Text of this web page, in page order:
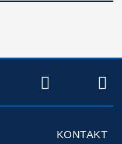
INSTAGRAM
KONTAKT